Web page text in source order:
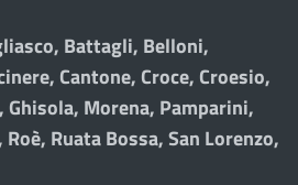
Battagli, Belloni,
Cantone, Croce, Croesio,
Ghisola, Morena, Pamparini,
Ruata Bossa, San Lorenzo,